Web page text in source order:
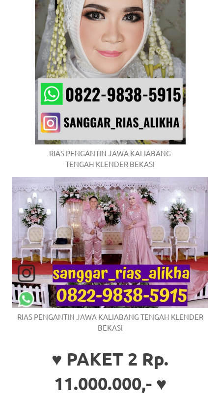
RIAS PENGANTIN JAWA KALIABANG
TENGAH KLENDER BEKASI
RIAS PENGANTIN JAWA KALIABANG TENGAH KLENDER
BEKASI
♥ PAKET 2 Rp.
11.000.000,- ♥